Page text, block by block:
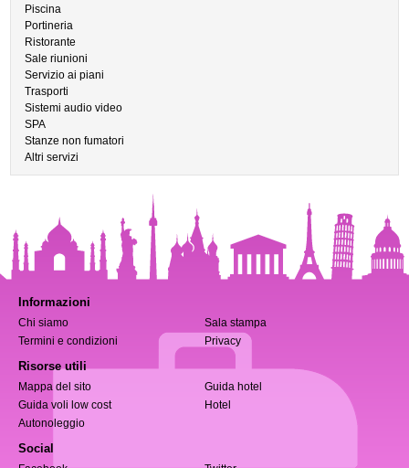
Piscina
Portineria
Ristorante
Sale riunioni
Servizio ai piani
Trasporti
Sistemi audio video
SPA
Stanze non fumatori
Altri servizi
Informazioni
Chi siamo
Sala stampa
Termini e condizioni
Privacy
Risorse utili
Mappa del sito
Guida hotel
Guida voli low cost
Hotel
Autonoleggio
Social